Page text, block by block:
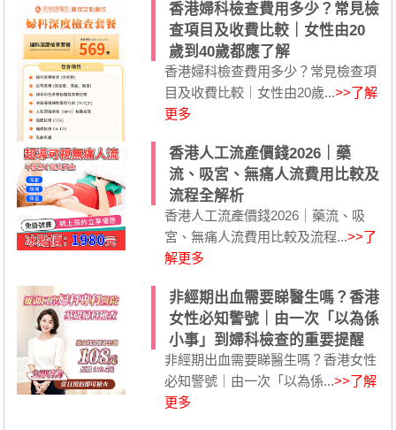
香港婦科檢查費用多少？常見檢
查項目及收費比較｜女性由20
歲到40歲都應了解
香港婦科檢查費用多少？常見檢查項
目及收費比較｜女性由20歲...>>了解
更多
香港人工流產價錢2026｜藥
流、吸宮、無痛人流費用比較及
流程全解析
香港人工流產價錢2026｜藥流、吸
宮、無痛人流費用比較及流程...>>了
解更多
非經期出血需要睇醫生嗎？香港
女性必知警號｜由一次「以為係
小事」到婦科檢查的重要提醒
非經期出血需要睇醫生嗎？香港女性
必知警號｜由一次「以為係...>>了解
更多